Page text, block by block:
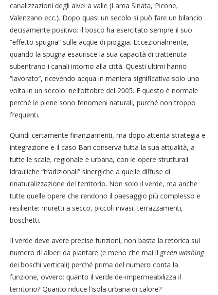
canalizzazioni degli alvei a valle (Lama Sinata, Picone,
Valenzano ecc.). Dopo quasi un secolo si può fare un bilancio
decisamente positivo: il bosco ha esercitato sempre il suo
“effetto spugna” sulle acque di pioggia. Eccezionalmente,
quando la spugna esaurisce la sua capacità di trattenuta
subentrano i canali intorno alla città. Questi ultimi hanno
“lavorato”, ricevendo acqua in maniera significativa solo una
volta in un secolo: nell’ottobre del 2005. E questo è normale
perché le piene sono fenomeni naturali, purché non troppo
frequenti.
Quindi certamente finanziamenti, ma dopo attenta strategia e
integrazione e il caso Bari conserva tutta la sua attualità, a
tutte le scale, regionale e urbana, con le opere strutturali
idrauliche “tradizionali” sinergiche a quelle diffuse di
rinaturalizzazione del territorio. Non solo il verde, ma anche
tutte quelle opere che rendono il paesaggio più complesso e
resiliente: muretti a secco, piccoli invasi, terrazzamenti,
boschetti.
Il verde deve avere precise funzioni, non basta la retorica sul
numero di alberi da piantare (e meno che mai il green washing
dei boschi verticali) perché prima del numero conta la
funzione, ovvero: quanto il verde de-impermeabilizza il
territorio? Quanto riduce l’isola urbana di calore?